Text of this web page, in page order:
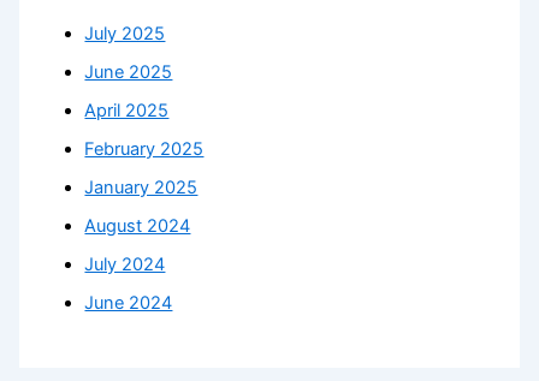
July 2025
June 2025
April 2025
February 2025
January 2025
August 2024
July 2024
June 2024